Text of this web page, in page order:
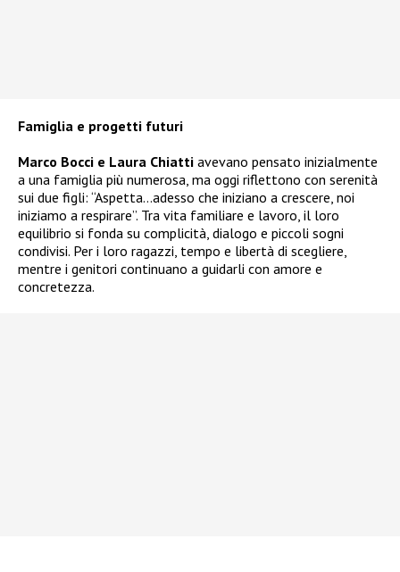
Famiglia e progetti futuri
Marco Bocci e Laura Chiatti avevano pensato inizialmente
a una famiglia più numerosa, ma oggi riflettono con serenità
sui due figli: “Aspetta…adesso che iniziano a crescere, noi
iniziamo a respirare”. Tra vita familiare e lavoro, il loro
equilibrio si fonda su complicità, dialogo e piccoli sogni
condivisi. Per i loro ragazzi, tempo e libertà di scegliere,
mentre i genitori continuano a guidarli con amore e
concretezza.